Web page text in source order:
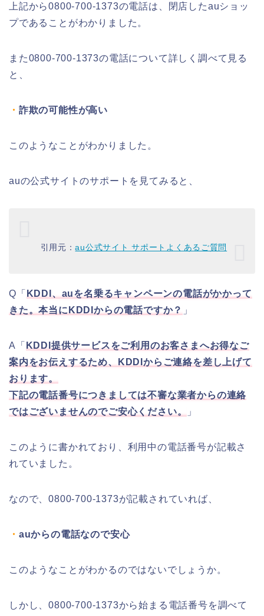
上記から0800-700-1373の電話は、閉店したauショッ
プであることがわかりました。
また0800-700-1373の電話について詳しく調べて見る
と、
・ 詐欺の可能性が高い
このようなことがわかりました。
auの公式サイトのサポートを見てみると、
引用元：au公式サイト サポートよくあるご質問
Q「 KDDI、auを名乗るキャンペーンの電話がかかって
きた。本当にKDDIからの電話ですか？ 」
A「 KDDI提供サービスをご利用のお客さまへお得なご
案内をお伝えするため、KDDIからご連絡を差し上げて
おります。
下記の電話番号につきましては不審な業者からの連絡
ではございませんのでご安心ください。
」
このように書かれており、利用中の電話番号が記載さ
れていました。
なので、0800-700-1373が記載されていれば、
・ auからの電話なので安心
このようなことがわかるのではないでしょうか。
しかし、0800-700-1373から始まる電話番号を調べて